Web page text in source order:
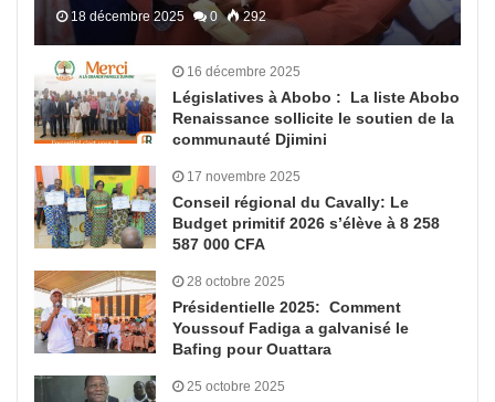
18 décembre 2025 0 292
16 décembre 2025
Législatives à Abobo : La liste Abobo
Renaissance sollicite le soutien de la
communauté Djimini
17 novembre 2025
Conseil régional du Cavally: Le
Budget primitif 2026 s’élève à 8 258
587 000 CFA
28 octobre 2025
Présidentielle 2025: Comment
Youssouf Fadiga a galvanisé le
Bafing pour Ouattara
25 octobre 2025